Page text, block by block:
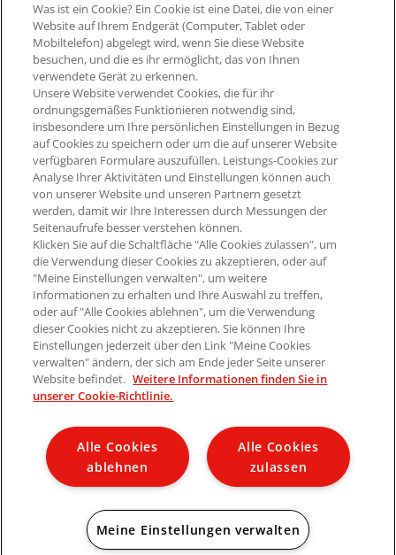
AGB
Impressum
Datenschutz
Cookie-Richtlinie
LACTALIS
*mit Milch aus Deutschland.
Alle Rechte vorbehalten
Was ist ein Cookie? Ein Cookie ist eine Datei, die von einer
Website auf Ihrem Endgerät (Computer, Tablet oder
Mobiltelefon) abgelegt wird, wenn Sie diese Website
besuchen, und die es ihr ermöglicht, das von Ihnen
verwendete Gerät zu erkennen.
Unsere Website verwendet Cookies, die für ihr
ordnungsgemäßes Funktionieren notwendig sind,
insbesondere um Ihre persönlichen Einstellungen in Bezug
auf Cookies zu speichern oder um die auf unserer Website
verfügbaren Formulare auszufüllen. Leistungs-Cookies zur
Analyse Ihrer Aktivitäten und Einstellungen können auch
von unserer Website und unseren Partnern gesetzt
werden, damit wir Ihre Interessen durch Messungen der
Seitenaufrufe besser verstehen können.
Klicken Sie auf die Schaltfläche "Alle Cookies zulassen", um
die Verwendung dieser Cookies zu akzeptieren, oder auf
"Meine Einstellungen verwalten", um weitere
Informationen zu erhalten und Ihre Auswahl zu treffen,
oder auf "Alle Cookies ablehnen", um die Verwendung
dieser Cookies nicht zu akzeptieren. Sie können Ihre
Einstellungen jederzeit über den Link "Meine Cookies
verwalten" ändern, der sich am Ende jeder Seite unserer
Website befindet. Weitere Informationen finden Sie in
unserer Cookie-Richtlinie.
Alle Cookies
zulassen
Alle Cookies
ablehnen
Meine Einstellungen verwalten